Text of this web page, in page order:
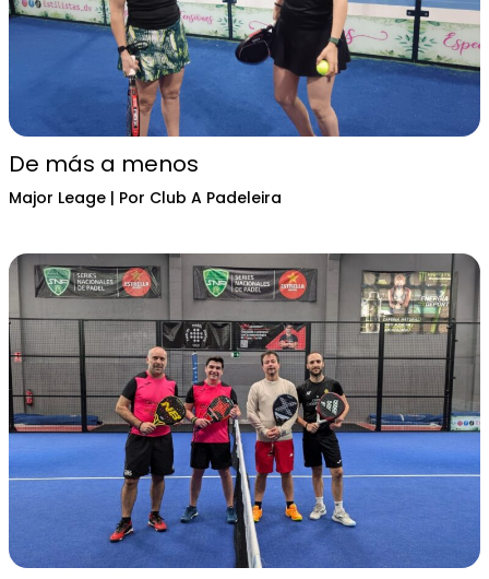
De más a menos
Major Leage | Por Club A Padeleira